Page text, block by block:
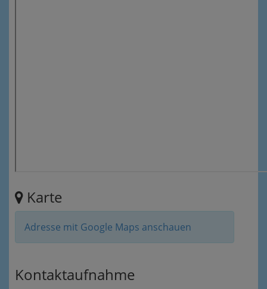
Karte
Adresse mit Google Maps anschauen
Kontaktaufnahme